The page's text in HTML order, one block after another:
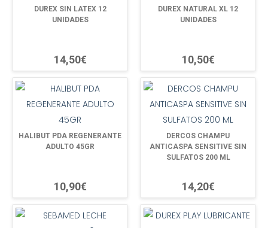
DUREX SIN LATEX 12
UNIDADES
14,50€
DUREX NATURAL XL 12
UNIDADES
10,50€
HALIBUT PDA REGENERANTE
ADULTO 45GR
10,90€
DERCOS CHAMPU
ANTICASPA SENSITIVE SIN
SULFATOS 200 ML
14,20€